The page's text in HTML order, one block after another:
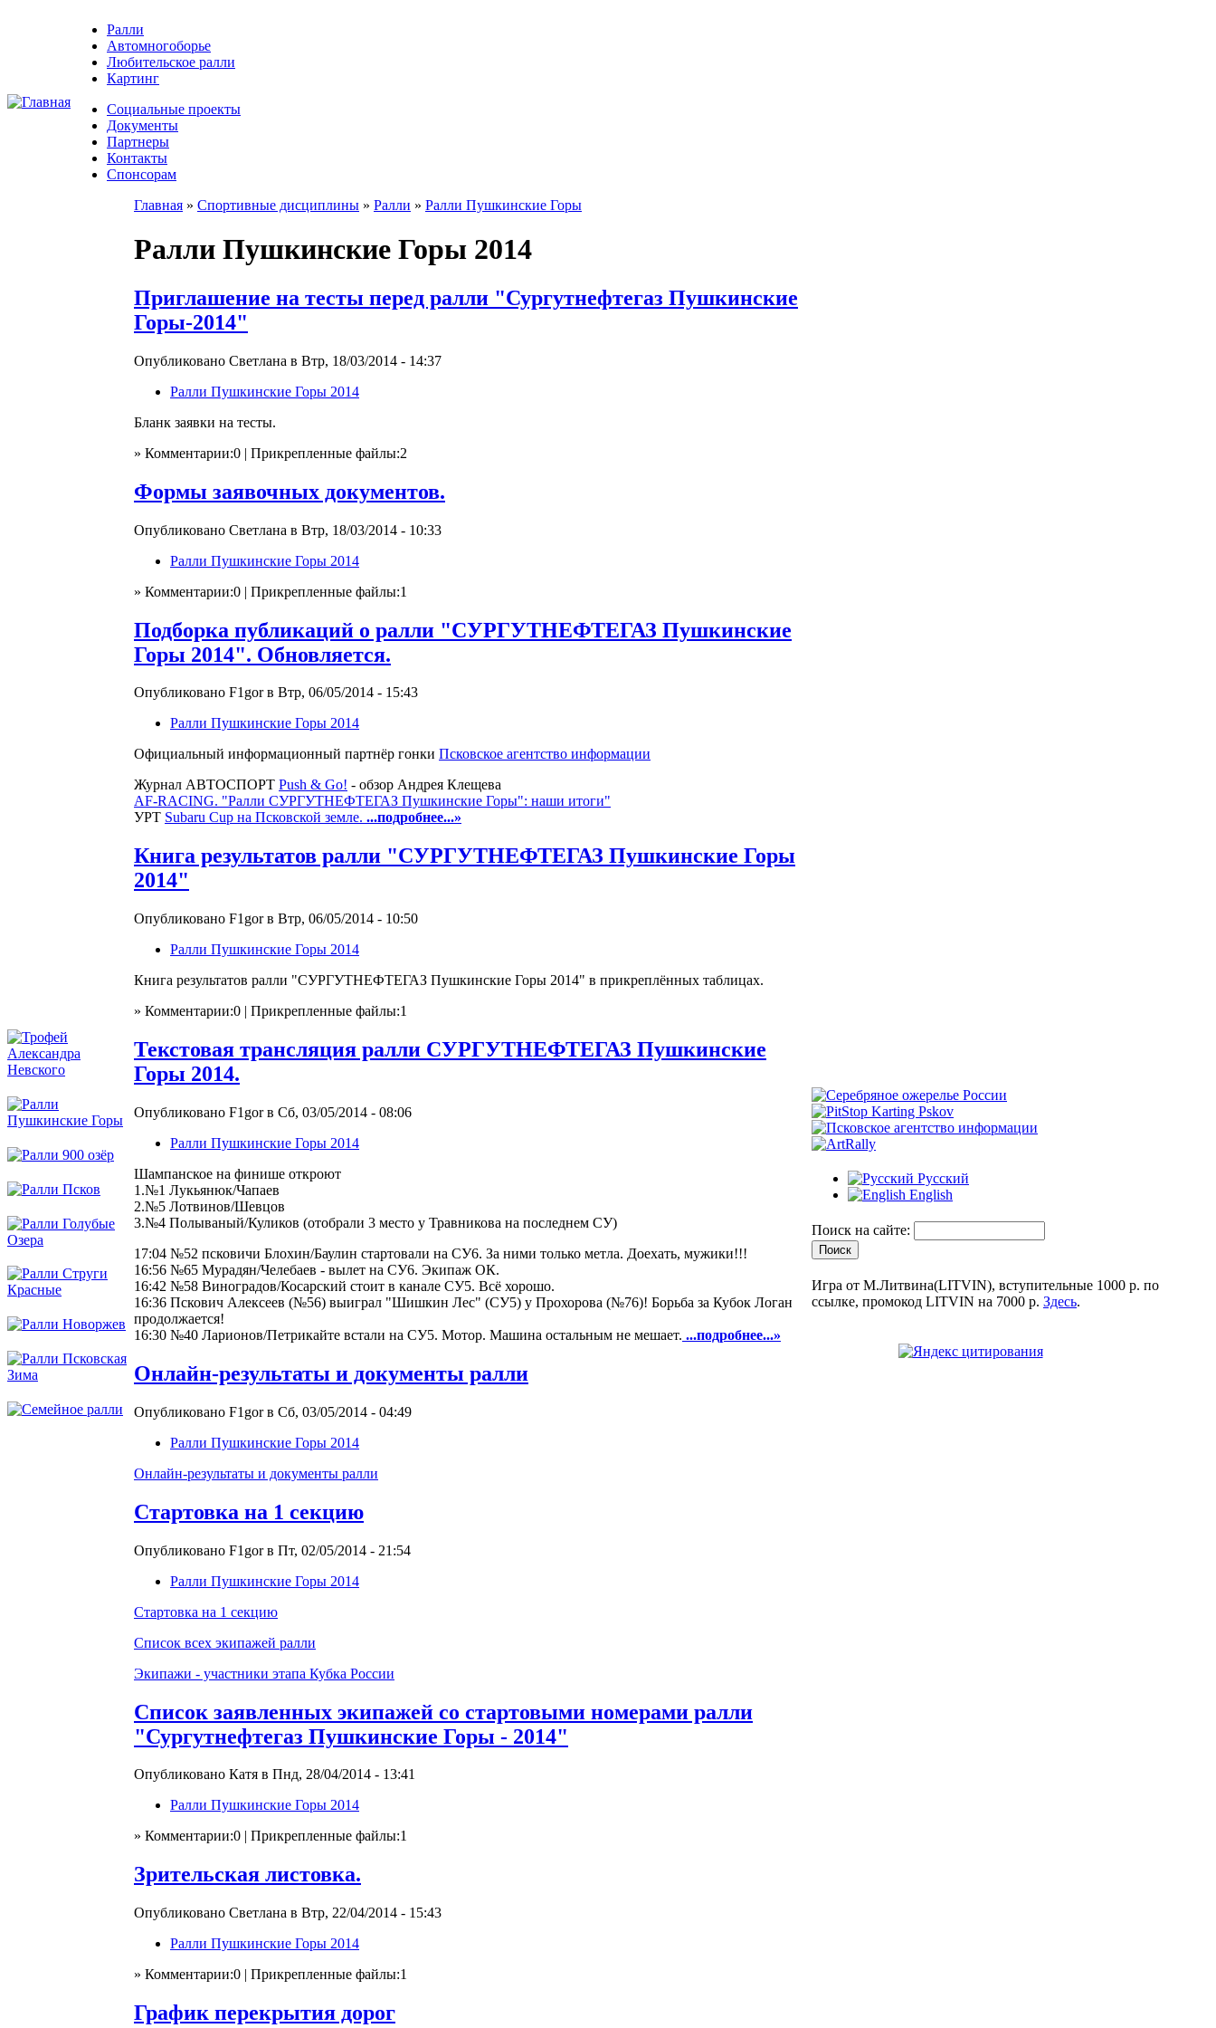
Ралли
Автомногоборье
Любительское ралли
Картинг
Социальные проекты
Документы
Партнеры
Контакты
Спонсорам
Главная » Спортивные дисциплины » Ралли » Ралли Пушкинские Горы
Ралли Пушкинские Горы 2014
Приглашение на тесты перед ралли "Сургутнефтегаз Пушкинские
Горы-2014"
Опубликовано Светлана в Втр, 18/03/2014 - 14:37
Ралли Пушкинские Горы 2014
Бланк заявки на тесты.
» Комментарии:0 | Прикрепленные файлы:2
Формы заявочных документов.
Опубликовано Светлана в Втр, 18/03/2014 - 10:33
Ралли Пушкинские Горы 2014
» Комментарии:0 | Прикрепленные файлы:1
Подборка публикаций о ралли "СУРГУТНЕФТЕГАЗ Пушкинские
Горы 2014". Обновляется.
Опубликовано F1gor в Втр, 06/05/2014 - 15:43
Ралли Пушкинские Горы 2014
Официальный информационный партнёр гонки Псковское агентство информации
Журнал АВТОСПОРТ Push & Go! - обзор Андрея Клещева
AF-RACING. "Ралли СУРГУТНЕФТЕГАЗ Пушкинские Горы": наши итоги"
УРТ Subaru Cup на Псковской земле. ...подробнее...»
Книга результатов ралли "СУРГУТНЕФТЕГАЗ Пушкинские Горы
2014"
Опубликовано F1gor в Втр, 06/05/2014 - 10:50
Ралли Пушкинские Горы 2014
Книга результатов ралли "СУРГУТНЕФТЕГАЗ Пушкинские Горы 2014" в прикреплённых таблицах.
» Комментарии:0 | Прикрепленные файлы:1
Текстовая трансляция ралли СУРГУТНЕФТЕГАЗ Пушкинские
Горы 2014.
Опубликовано F1gor в Сб, 03/05/2014 - 08:06
Ралли Пушкинские Горы 2014
Шампанское на финише откроют
1.№1 Лукьянюк/Чапаев
2.№5 Лотвинов/Шевцов
3.№4 Полываный/Куликов (отобрали 3 место у Травникова на последнем СУ)
17:04 №52 псковичи Блохин/Баулин стартовали на СУ6. За ними только метла. Доехать, мужики!!!
16:56 №65 Мурадян/Челебаев - вылет на СУ6. Экипаж ОК.
16:42 №58 Виноградов/Косарский стоит в канале СУ5. Всё хорошо.
16:36 Пскович Алексеев (№56) выиграл "Шишкин Лес" (СУ5) у Прохорова (№76)! Борьба за Кубок Логан
продолжается!
16:30 №40 Ларионов/Петрикайте встали на СУ5. Мотор. Машина остальным не мешает. ...подробнее...»
Онлайн-результаты и документы ралли
Опубликовано F1gor в Сб, 03/05/2014 - 04:49
Ралли Пушкинские Горы 2014
Онлайн-результаты и документы ралли
Стартовка на 1 секцию
Опубликовано F1gor в Пт, 02/05/2014 - 21:54
Ралли Пушкинские Горы 2014
Стартовка на 1 секцию
Список всех экипажей ралли
Экипажи - участники этапа Кубка России
Список заявленных экипажей со стартовыми номерами ралли
"Сургутнефтегаз Пушкинские Горы - 2014"
Опубликовано Катя в Пнд, 28/04/2014 - 13:41
Ралли Пушкинские Горы 2014
» Комментарии:0 | Прикрепленные файлы:1
Зрительская листовка.
Опубликовано Светлана в Втр, 22/04/2014 - 15:43
Ралли Пушкинские Горы 2014
» Комментарии:0 | Прикрепленные файлы:1
График перекрытия дорог
Русский
English
Поиск на сайте:
Игра от М.Литвина(LITVIN), вступительные 1000 р. по
ссылке, промокод LITVIN на 7000 р. Здесь.